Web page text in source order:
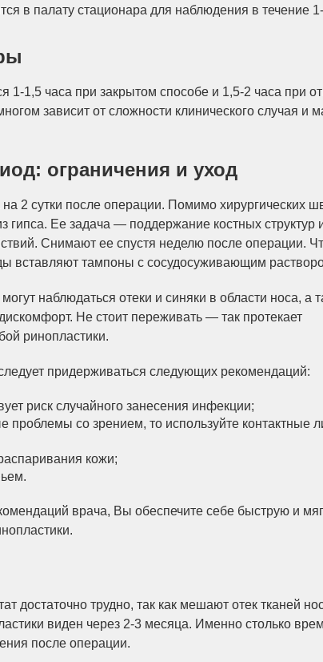
в палату стационара для наблюдения в течение
1-1,5 часа при закрытом способе и 1,5-2 часа при
зависит от сложности клинического случая и
ограничения и уход
2 сутки после операции. Помимо хирургических
гипса. Ее задача — поддержание костных структур
Снимают ее спустя неделю после операции.
вставляют тампоны с сосудосуживающим
наблюдаться отеки и синяки в области носа, а
Не стоит переживать — так протекает
ринопластики.
придерживаться следующих рекомендаций:
риск случайного занесения инфекции;
проблемы со зрением, то используйте контактные
кожи;
врача, Вы обеспечите себе быструю и
достаточно трудно, так как мешают отек тканей
виден через 2-3 месяца. Именно столько
после операции.